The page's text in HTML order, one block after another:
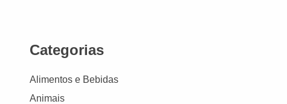
Categorias
Alimentos e Bebidas
Animais